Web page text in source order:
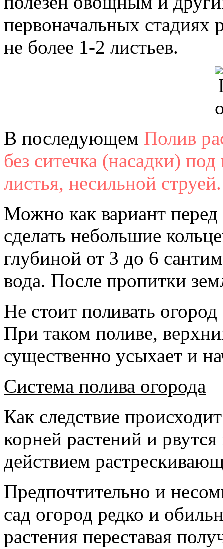
первоначальных стадиях
не более 1-2 листьев.
В последующем Полив
без ситечка (насадки)
листья, несильной струей.
Можно как вариант
сделать небольшие
глубиной от 3 до 6
вода. После пропитки
Не стоит поливать
При таком поливе,
существенно усыхает и
Cистема полива огорода
Как следствие
корней растений и
действием
Предпочтительно и
сад огород редко и
растения переставая